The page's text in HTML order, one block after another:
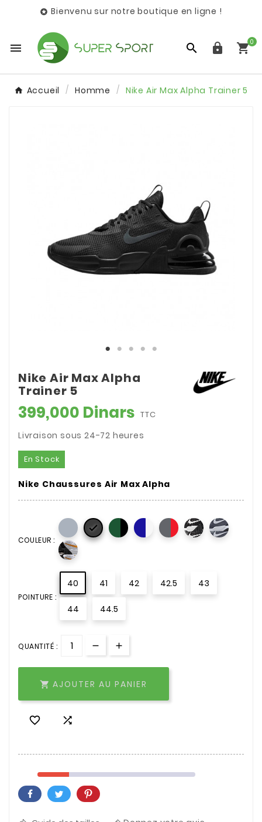
 Bienvenu sur notre boutique en ligne !
   0
Accueil Homme Nike Air Max Alpha Trainer 5
Nike Air Max Alpha
Trainer 5
399,000 Dinars TTC
Livraison sous 24-72 heures
En Stock
Nike Chaussures Air Max Alpha
COULEUR :

POINTURE :
40 41 42 42.5 43
44 44.5
QUANTITÉ :
 AJOUTER AU PANIER
 